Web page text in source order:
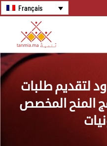
Français
لتقديم طلبات
المنح المخصص